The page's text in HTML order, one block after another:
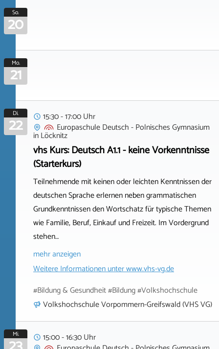
So.
20
Mo.
21
Di.
22
15:30 - 17:00 Uhr
Europaschule Deutsch - Polnisches Gymnasium
inLöcknitz
vhs Kurs: Deutsch A1.1 - keine Vorkenntnisse
(Starterkurs)
Teilnehmende mit keinen oder leichten Kenntnissen der
deutschen Sprache erlernen neben grammatischen
Grundkenntnissen den Wortschatz für typische Themen
wie Familie, Beruf, Einkauf und Freizeit. Im Vordergrund
stehen…
mehr anzeigen
Weitere Informationen unterwww.vhs-vg.de
#Bildung & Gesundheit #Bildung #Volkshochschule
Volkshochschule Vorpommern-Greifswald (VHS VG)
Mi.
15:00 - 16:30 Uhr